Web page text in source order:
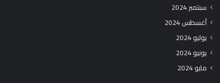
سبتمبر 2024
أغسطس 2024
يوليو 2024
يونيو 2024
مايو 2024